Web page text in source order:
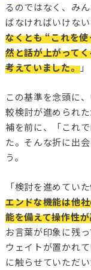
るのではなく、み
ばなければいけな
なくとも “これを
然と話が上がって
考えていました。」
この基準を念頭に
較検討が進められ
補を前に、「これ
た。そんな折に出
う。
「検討を進めてい
エンドな機能は他
能を備えて操作性
お言葉が印象に残
ウェイトが置かれ
に触らせていただ